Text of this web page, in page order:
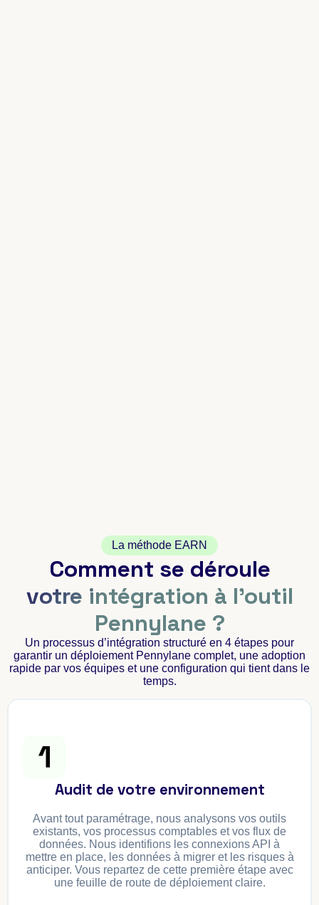
La méthode EARN
Comment se déroule
votre intégration à l'outil
Pennylane ?
Un processus d’intégration structuré en 4 étapes pour
garantir un déploiement Pennylane complet, une adoption
rapide par vos équipes et une configuration qui tient dans le
temps.
Audit de votre environnement
Avant tout paramétrage, nous analysons vos outils
existants, vos processus comptables et vos flux de
données. Nous identifions les connexions API à
mettre en place, les données à migrer et les risques à
anticiper. Vous repartez de cette première étape avec
une feuille de route de déploiement claire.